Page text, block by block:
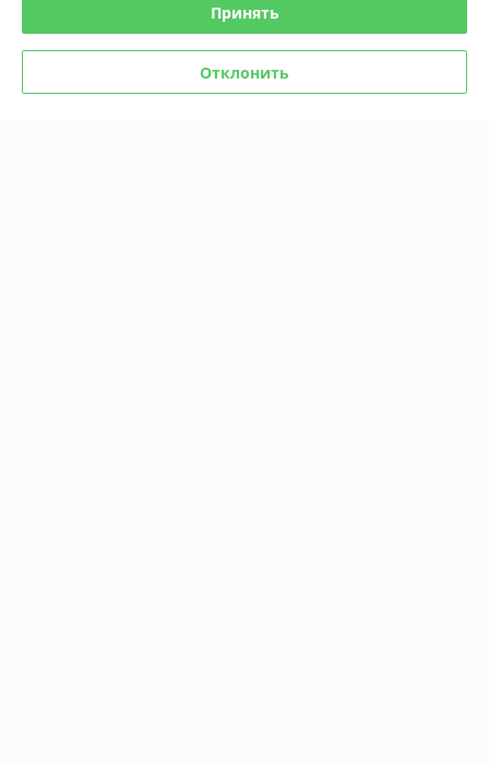
Всё в принципе не плохо,но вот ценник нужно вовремя менять а не
по факту заказа.до заказа было 27,а после подрос до 35,это
согласитесь чувствительно.ну и обратную связь желательно
Принять
Отклонить